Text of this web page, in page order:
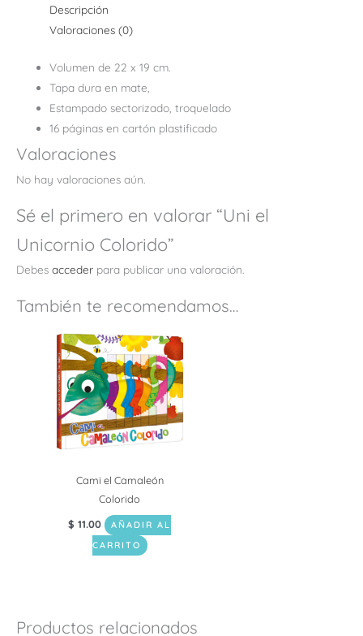
Descripción
Valoraciones (0)
Volumen de 22 x 19 cm.
Tapa dura en mate,
Estampado sectorizado, troquelado
16 páginas en cartón plastificado
Valoraciones
No hay valoraciones aún.
Sé el primero en valorar “Uni el
Unicornio Colorido”
Debes acceder para publicar una valoración.
También te recomendamos…
Cami el Camaleón
Colorido
$ 11.00
AÑADIR AL
CARRITO
Productos relacionados